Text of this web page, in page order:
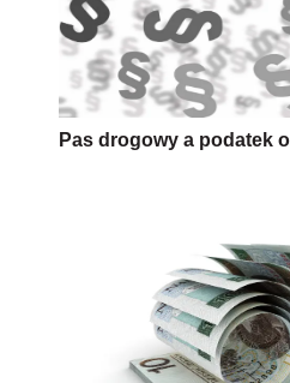
Pas drogowy a podatek